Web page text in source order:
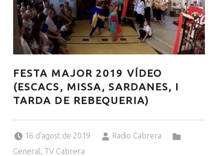
FESTA MAJOR 2019 VÍDEO
(ESCACS, MISSA, SARDANES, I
TARDA DE REBEQUERIA)
16 d'agost de 2019
Radio Cabrera
General , TV Cabrera